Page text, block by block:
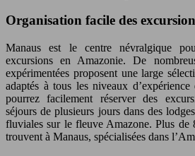
Organisation facile des
Manaus est le centre névralgique
excursions en Amazonie. De
expérimentées proposent une large
adaptés à tous les niveaux
pourrez facilement réserver des
séjours de plusieurs jours dans des
fluviales sur le fleuve Amazone. Plus de
trouvent à Manaus, spécialisées dans